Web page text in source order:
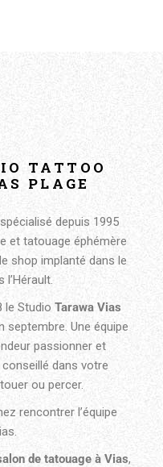
TATTOO
PLAGE
spécialisé depuis 1995
et tatouage éphémère
shop implanté dans le
l’Hérault.
le Studio Tarawa Vias
septembre. Une équipe
passionner et
dans votre
ou percer.
rencontrer l’équipe
de tatouage à Vias,